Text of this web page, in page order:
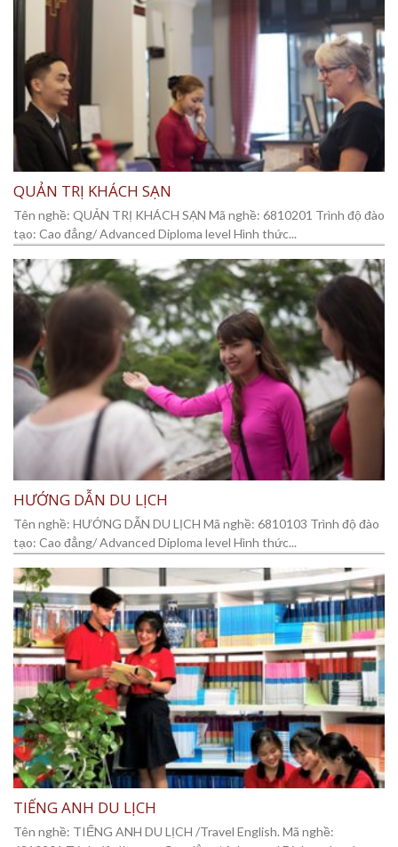
QUẢN TRỊ KHÁCH SẠN
Tên nghề: QUẢN TRỊ KHÁCH SẠN Mã nghề: 6810201 Trình độ đào
tạo: Cao đẳng/ Advanced Diploma level Hình thức...
HƯỚNG DẪN DU LỊCH
Tên nghề: HƯỚNG DẪN DU LỊCH Mã nghề: 6810103 Trình độ đào
tạo: Cao đẳng/ Advanced Diploma level Hình thức...
TIẾNG ANH DU LỊCH
Tên nghề: TIẾNG ANH DU LỊCH /Travel English. Mã nghề: